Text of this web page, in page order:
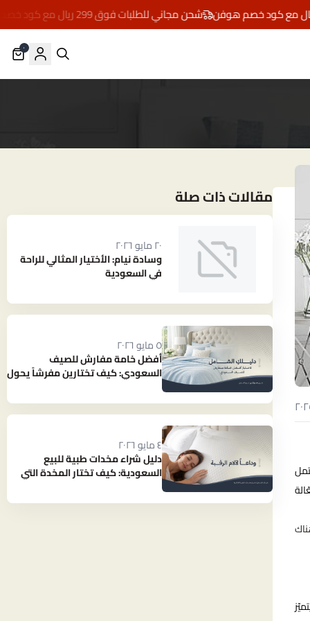
شحن مجاني للطلبات فوق 299 ريال مع كود خصم هوفن
٠
مقالات ذات صلة
٢٠ مايو ٢٠٢٦
وسادة نيام: الأختيار المثالي للراحة
في السعودية
٥ مايو ٢٠٢٦
أفضل خامة مفارش للصيف
السعودي: كيف تختارين مفرشاً يحول
٤ مايو ٢٠٢٦
دليل شراء مخدات طبية للبيع
السعودية: كيف تختار المخدة التي